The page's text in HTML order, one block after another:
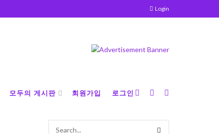
Login
모두의 게시판 회원가입 로그인